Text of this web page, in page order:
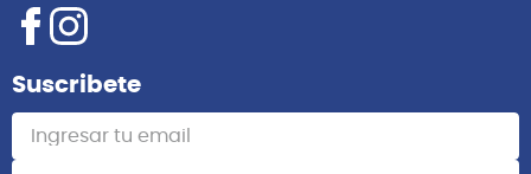
Suscribete